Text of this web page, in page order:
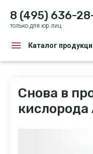
8 (495) 636-
только для юр.лиц
Каталог
Снова в